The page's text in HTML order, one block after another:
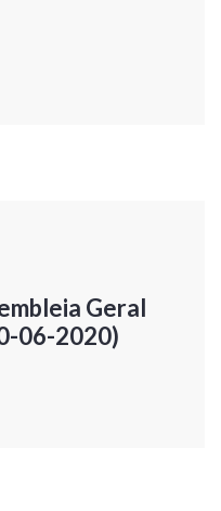
Geral
06-2020)